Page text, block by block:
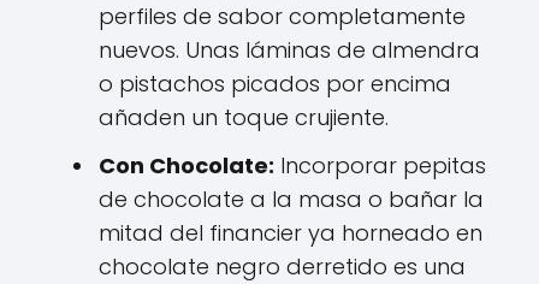
perfiles de sabor completamente
nuevos. Unas láminas de almendra
o pistachos picados por encima
añaden un toque crujiente.
Con Chocolate: Incorporar pepitas
de chocolate a la masa o bañar la
mitad del financier ya horneado en
chocolate negro derretido es una